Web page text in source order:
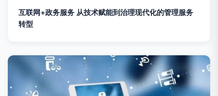
互联网+政务服务 从技术赋能到治理现代化的管理服务
转型